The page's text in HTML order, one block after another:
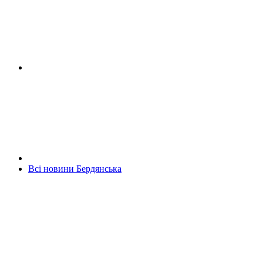
Всі новини Бердянська